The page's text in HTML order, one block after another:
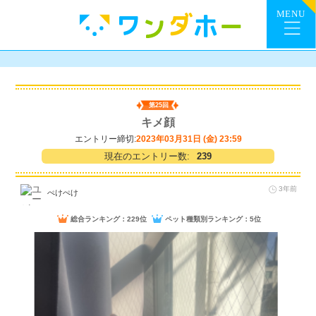
第25回
キメ顔
エントリー締切:2023年03月31日 (金) 23:59
現在のエントリー数: 239
ぺけぺけ 3年前
総合ランキング：229位 ペット種類別ランキング：5位